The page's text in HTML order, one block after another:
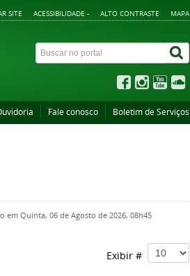
SITE ACESSIBILIDADE - ALTO CONTRASTE MAPA
Fale conosco Boletim de Serviços
em Quinta, 06 de Agosto de 2026, 08h45
Exibir #